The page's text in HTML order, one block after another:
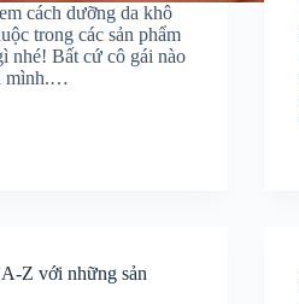
cách dưỡng da khô
trong các sản phẩm
nhé! Bất cứ cô gái nào
mình.…
Z với những sản